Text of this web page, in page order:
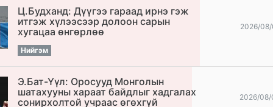
Ц.Будханд: Дүүгээ гараад ирнэ гэж
итгэж хүлээсээр долоон сарын
хугацаа өнгөрлөө
Нийгэм
2026/
Э.Бат-Үүл: Оросууд Монголын
шатахууны хараат байдлыг хадгалах
сонирхолтой учраас өгөхгүй
2026/08/